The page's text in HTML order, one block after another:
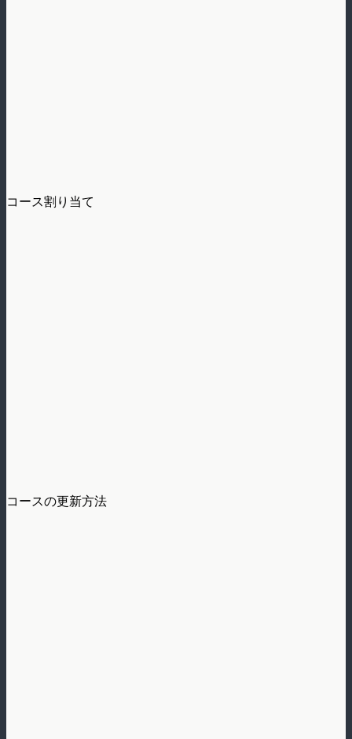
コース割り当て
コースの更新方法